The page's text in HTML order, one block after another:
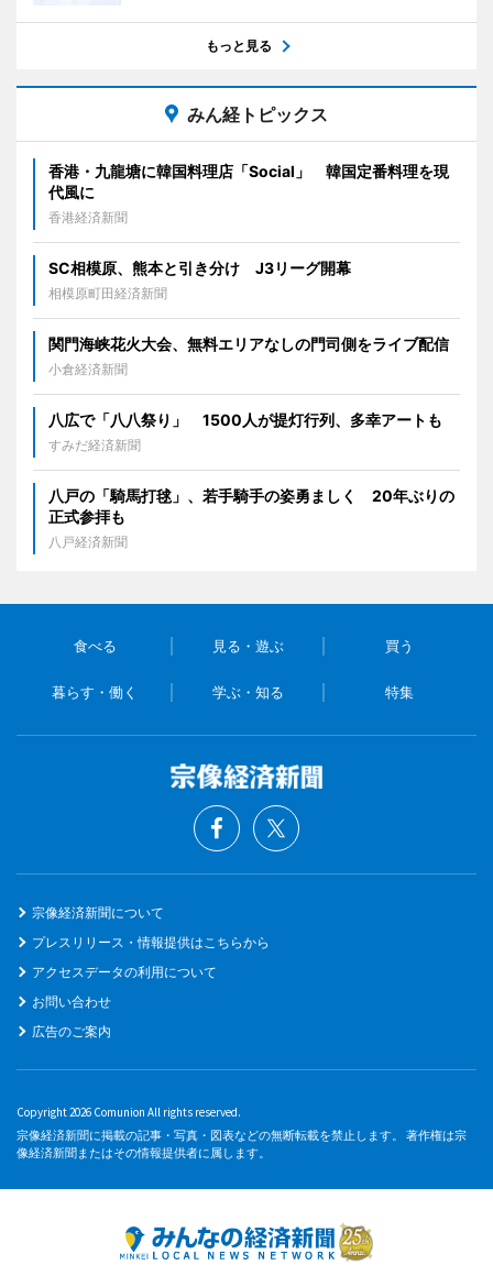
もっと見る
みん経トピックス
香港・九龍塘に韓国料理店「Social」 韓国定番料理を現
代風に
香港経済新聞
SC相模原、熊本と引き分け J3リーグ開幕
相模原町田経済新聞
関門海峡花火大会、無料エリアなしの門司側をライブ配信
小倉経済新聞
八広で「八八祭り」 1500人が提灯行列、多幸アートも
すみだ経済新聞
八戸の「騎馬打毬」、若手騎手の姿勇ましく 20年ぶりの
正式参拝も
八戸経済新聞
食べる 見る・遊ぶ 買う
暮らす・働く 学ぶ・知る 特集
宗像経済新聞について
プレスリリース・情報提供はこちらから
アクセスデータの利用について
お問い合わせ
広告のご案内
Copyright 2026 Comunion All rights reserved.
宗像経済新聞に掲載の記事・写真・図表などの無断転載を禁止します。 著作権は宗
像経済新聞またはその情報提供者に属します。